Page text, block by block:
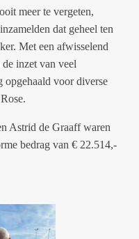
meer te vergeten,
dat geheel ten
Met een afwisselend
inzet van veel
opgehaald voor diverse
Astrid de Graaff waren
bedrag van € 22.514,-